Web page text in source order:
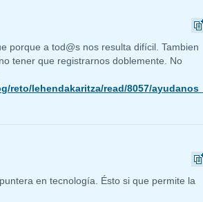
porque a tod@s nos resulta difícil. Tambien
tener que registrarnos doblemente. No
lehendakaritza/read/8057/ayudanos_
en tecnología. Ésto si que permite la